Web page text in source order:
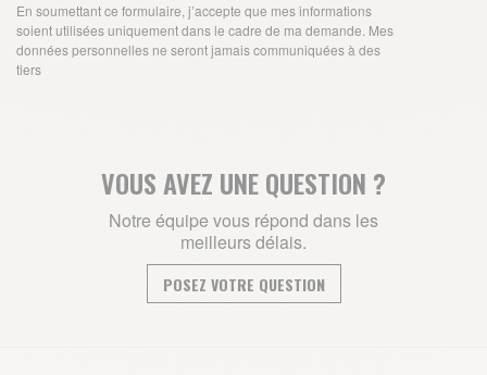
En soumettant ce formulaire, j’accepte que mes informations
soient utilisées uniquement dans le cadre de ma demande. Mes
données personnelles ne seront jamais communiquées à des
tiers
VOUS AVEZ UNE QUESTION ?
Notre équipe vous répond dans les
meilleurs délais.
POSEZ VOTRE QUESTION